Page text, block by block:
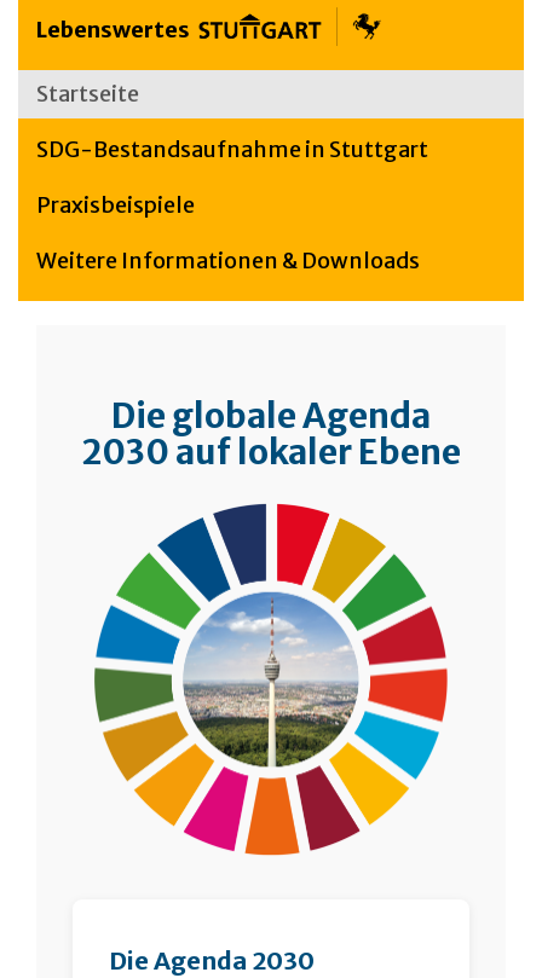
Lebenswertes
Startseite
SDG-Bestandsaufnahme in Stuttgart
Praxisbeispiele
Weitere Informationen & Downloads
Die globale Agenda
2030 auf lokaler Ebene
Die Agenda 2030